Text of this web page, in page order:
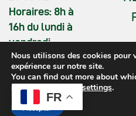
Horaires: 8h à
16h du lundi à
vendredi
COMIFAC © 2026. All
FR
Nous utilisons des cookies pour
expérience sur notre site.
You can find out more about
switch them off insettings.
Accepter